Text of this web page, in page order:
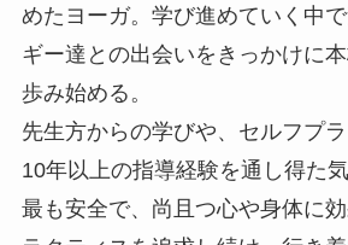
めたヨーガ。学び進めていく中
ギー達との出会いをきっかけに
歩み始める。
先生方からの学びや、セルフプ
10年以上の指導経験を通し得た
最も安全で、尚且つ心や身体に